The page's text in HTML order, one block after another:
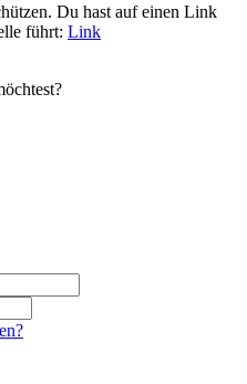
Du hast auf einen Link
führt: Link